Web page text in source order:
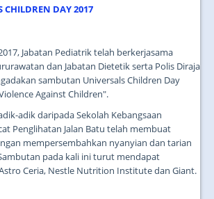
CHILDREN DAY 2017
Jabatan Pediatrik telah berkerjasama
dan Jabatan Dietetik serta Polis Diraja
sambutan Universals Children Day
Against Children".
adik daripada Sekolah Kebangsaan
Penglihatan Jalan Batu telah membuat
mempersembahkan nyanyian dan tarian
pada kali ini turut mendapat
Ceria, Nestle Nutrition Institute dan Giant.